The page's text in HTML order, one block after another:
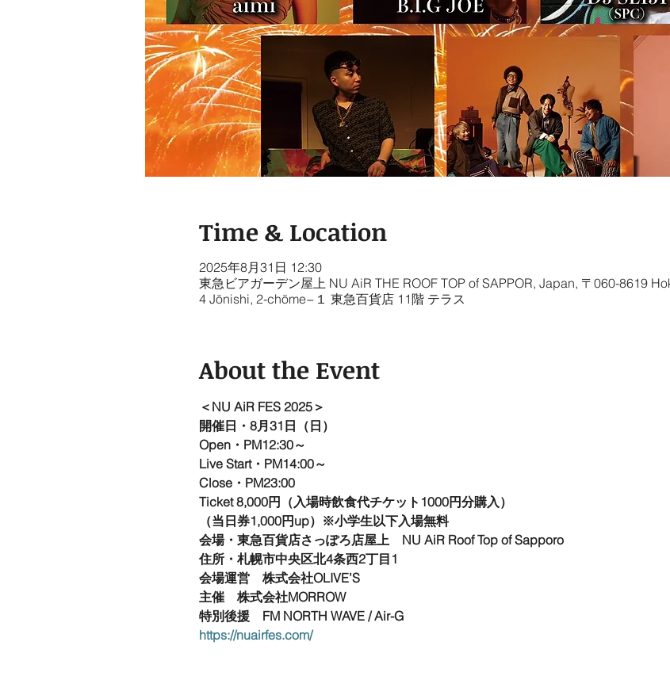
Time & Location
2025年8月31日 12:30
東急ビアガーデン屋上 NU AiR THE ROOF TOP of SAPPOR, Japan, 〒060-8619
4 Jōnishi, 2-chōme−１ 東急百貨店 11階 テラス
About the Event
＜NU AiR FES 2025＞
開催日・8月31日（日）
Open・PM12:30～
Live Start・PM14:00～
Close・PM23:00
Ticket 8,000円（入場時飲食代チケット1000円分購入）
（当日券1,000円up）※小学生以下入場無料
会場・東急百貨店さっぽろ店屋上　NU AiR Roof Top of Sapporo
住所・札幌市中央区北4条西2丁目1
会場運営　株式会社OLIVE’S
主催　株式会社MORROW
特別後援　FM NORTH WAVE / Air-G
https://nuairfes.com/